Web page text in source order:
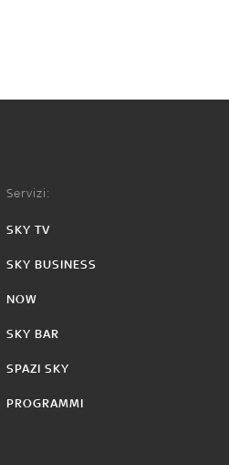
Servizi:
SKY TV
SKY BUSINESS
NOW
SKY BAR
SPAZI SKY
PROGRAMMI